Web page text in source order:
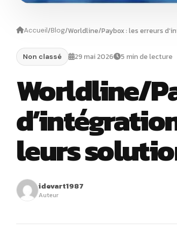
Accueil/Blog/Worldline/Paybox : les erreurs
Non classé 29 mai 2026 5 min de lecture
Worldline/
leurs
idevart1987
Auteur